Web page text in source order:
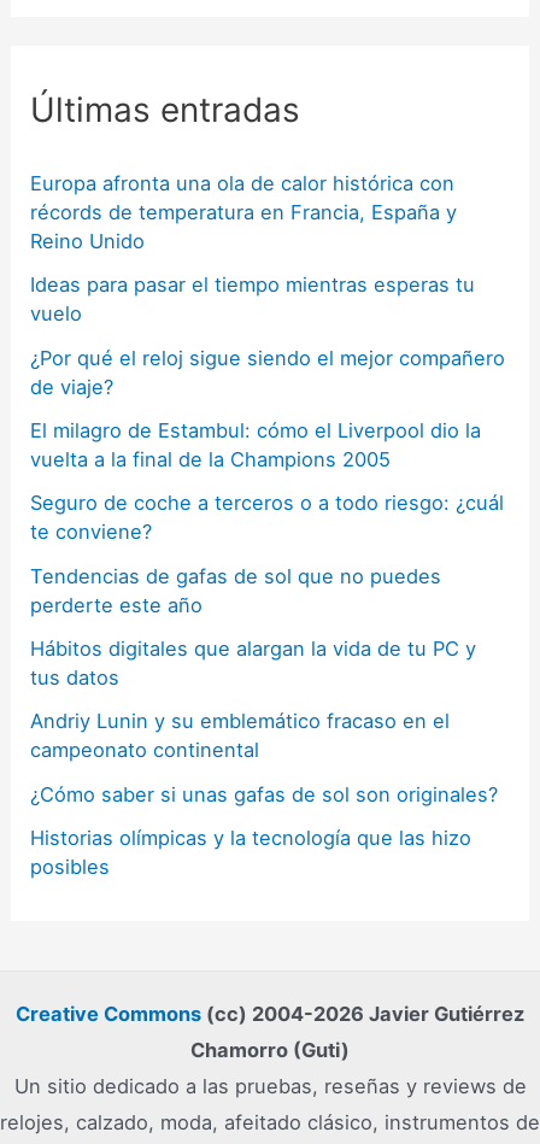
Últimas entradas
Europa afronta una ola de calor histórica con
récords de temperatura en Francia, España y
Reino Unido
Ideas para pasar el tiempo mientras esperas tu
vuelo
¿Por qué el reloj sigue siendo el mejor compañero
de viaje?
El milagro de Estambul: cómo el Liverpool dio la
vuelta a la final de la Champions 2005
Seguro de coche a terceros o a todo riesgo: ¿cuál
te conviene?
Tendencias de gafas de sol que no puedes
perderte este año
Hábitos digitales que alargan la vida de tu PC y
tus datos
Andriy Lunin y su emblemático fracaso en el
campeonato continental
¿Cómo saber si unas gafas de sol son originales?
Historias olímpicas y la tecnología que las hizo
posibles
Creative Commons (cc) 2004-2026 Javier Gutiérrez
Chamorro (Guti)
Un sitio dedicado a las pruebas, reseñas y reviews de
relojes, calzado, moda, afeitado clásico, instrumentos de